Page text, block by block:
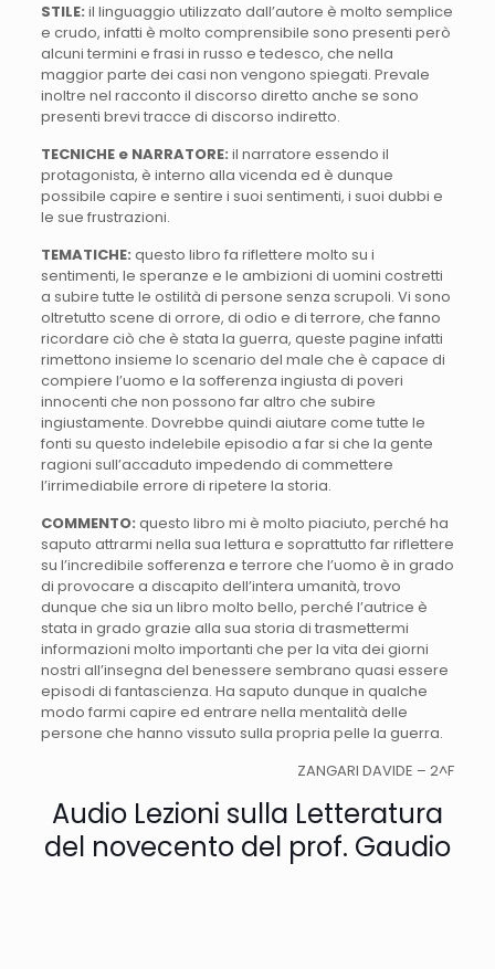
STILE: il linguaggio utilizzato dall’autore è molto semplice
e crudo, infatti è molto comprensibile sono presenti però
alcuni termini e frasi in russo e tedesco, che nella
maggior parte dei casi non vengono spiegati. Prevale
inoltre nel racconto il discorso diretto anche se sono
presenti brevi tracce di discorso indiretto.
TECNICHE e NARRATORE: il narratore essendo il
protagonista, è interno alla vicenda ed è dunque
possibile capire e sentire i suoi sentimenti, i suoi dubbi e
le sue frustrazioni.
TEMATICHE: questo libro fa riflettere molto su i
sentimenti, le speranze e le ambizioni di uomini costretti
a subire tutte le ostilità di persone senza scrupoli. Vi sono
oltretutto scene di orrore, di odio e di terrore, che fanno
ricordare ciò che è stata la guerra, queste pagine infatti
rimettono insieme lo scenario del male che è capace di
compiere l’uomo e la sofferenza ingiusta di poveri
innocenti che non possono far altro che subire
ingiustamente. Dovrebbe quindi aiutare come tutte le
fonti su questo indelebile episodio a far si che la gente
ragioni sull’accaduto impedendo di commettere
l’irrimediabile errore di ripetere la storia.
COMMENTO: questo libro mi è molto piaciuto, perché ha
saputo attrarmi nella sua lettura e soprattutto far riflettere
su l’incredibile sofferenza e terrore che l’uomo è in grado
di provocare a discapito dell’intera umanità, trovo
dunque che sia un libro molto bello, perché l’autrice è
stata in grado grazie alla sua storia di trasmettermi
informazioni molto importanti che per la vita dei giorni
nostri all’insegna del benessere sembrano quasi essere
episodi di fantascienza. Ha saputo dunque in qualche
modo farmi capire ed entrare nella mentalità delle
persone che hanno vissuto sulla propria pelle la guerra.
ZANGARI DAVIDE – 2^F
Audio Lezioni sulla Letteratura
del novecento del prof. Gaudio